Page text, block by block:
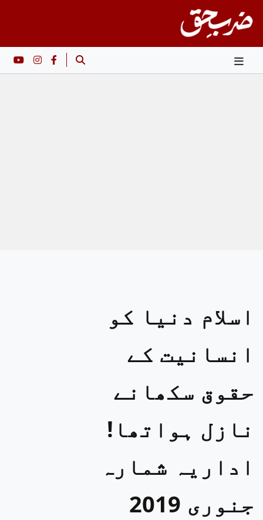
content
اسلام دنیا کو
انسانیت کے
حقوق سکھانے
نازل ہواتھا!
اداریہ شمارہ
جنوری 2019